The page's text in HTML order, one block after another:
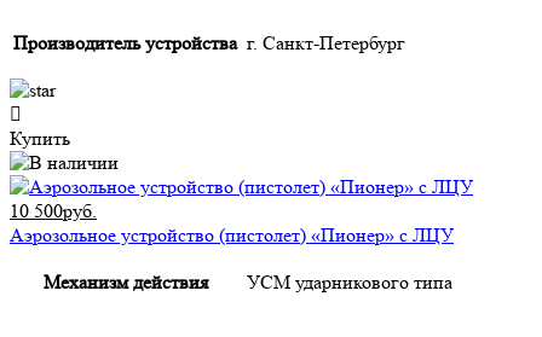
Производитель устройства г. Санкт-Петербург
Купить
10 500руб.
Аэрозольное устройство (пистолет) «Пионер» с ЛЦУ
Механизм действия УСМ ударникового типа